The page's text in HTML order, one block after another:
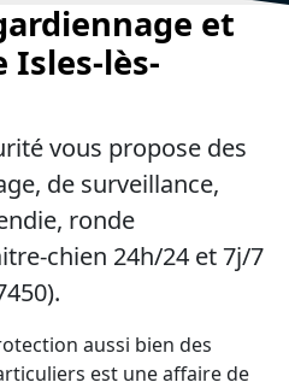
et
Isles-lès-
vous propose des
de surveillance,
ronde
chien 24h/24 et 7j/7
aussi bien des
est une affaire de